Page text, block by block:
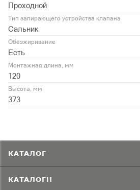
Проходной
Тип запирающего устройства клапана
Сальник
Обезжиривание
Есть
Монтажная длина, мм
120
Высота, мм
373
КАТАЛОГ
КАТАЛОГИ